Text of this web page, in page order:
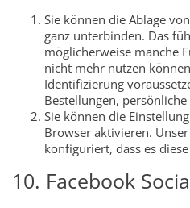
Sie können die Ablage
ganz unterbinden. Das
möglicherweise manche
nicht mehr nutzen
Identifizierung
Bestellungen,
Sie können die
Browser aktivieren.
konfiguriert, dass es
10. Facebook